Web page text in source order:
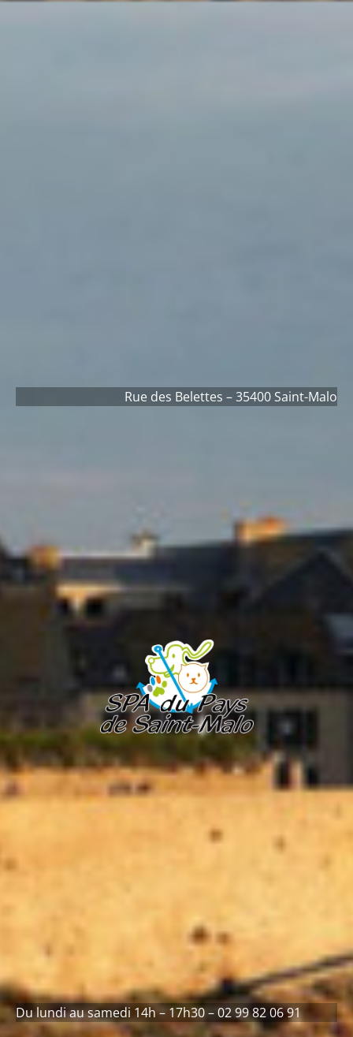
Rue des Belettes – 35400 Saint-Malo
Du lundi au samedi 14h – 17h30 – 02 99 82 06 91